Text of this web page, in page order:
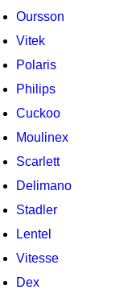
Oursson
Vitek
Polaris
Philips
Cuckoo
Moulinex
Scarlett
Delimano
Stadler
Lentel
Vitesse
Dex